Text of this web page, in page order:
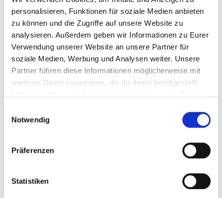
personalisieren, Funktionen für soziale Medien anbieten
zu können und die Zugriffe auf unsere Website zu
analysieren. Außerdem geben wir Informationen zu Eurer
Verwendung unserer Website an unsere Partner für
soziale Medien, Werbung und Analysen weiter. Unsere
Partner führen diese Informationen möglicherweise mit
weiteren Daten zusammen, die Ihr ihnen bereitgestellt
Notwendig
Präferenzen
Statistiken
AM WETTKAMPFTAG
21.09.23,
REWE